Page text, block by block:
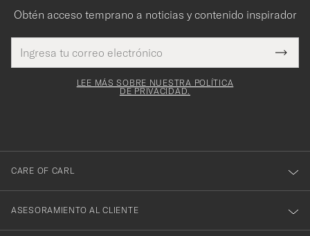
Obtén acceso temprano a noticias y contenido inspirador
de
correo
Este
es
¡Gracias
por
suscribirte
boletín!
LEE MÁS SOBRE NUESTRA POLÍTICA
DE PRIVACIDAD.
CARE OF CARL
ASESORAMIENTO AL CLIENTE